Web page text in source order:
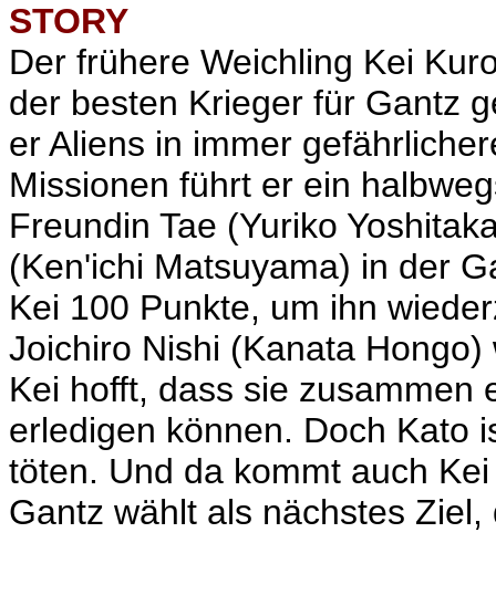
STORY
Der frühere Weichling Kei
der besten Krieger für Gantz
er Aliens in immer
Missionen führt er ein
Freundin Tae (Yuriko
(Ken'ichi Matsuyama) in der
Kei 100 Punkte, um ihn
Joichiro Nishi (Kanata
Kei hofft, dass sie zusammen
erledigen können. Doch Kato
töten. Und da kommt auch
Gantz wählt als nächstes